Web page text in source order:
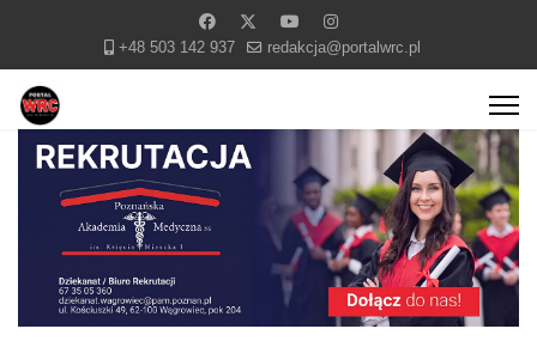
+48 503 142 937 redakcja@portalwrc.pl